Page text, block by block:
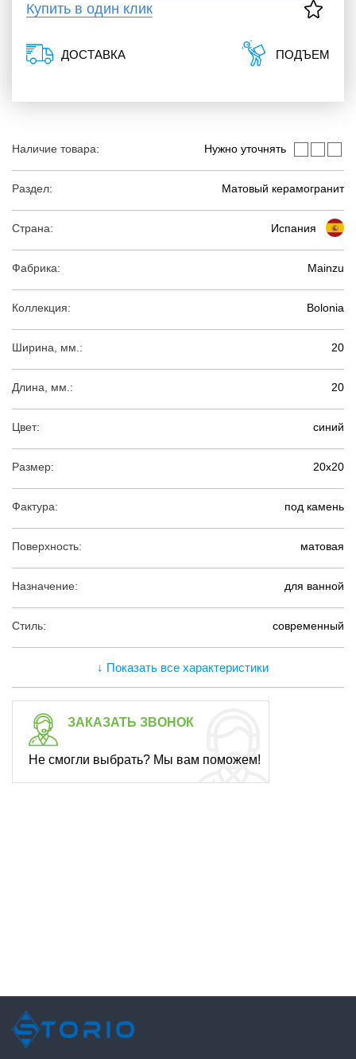
Наличие товара: Нужно уточнять
Раздел: Матовый керамогранит
Страна: Испания
Фабрика: Mainzu
Коллекция: Bolonia
Ширина, мм.: 20
Длина, мм.: 20
Цвет: синий
Размер: 20х20
Фактура: под камень
Поверхность: матовая
Назначение: для ванной
Стиль: современный
↓ Показать все характеристики
ЗАКАЗАТЬ ЗВОНОК
Не смогли выбрать? Мы вам поможем!
Купить в один клик
ДОСТАВКА ПОДЪЕМ